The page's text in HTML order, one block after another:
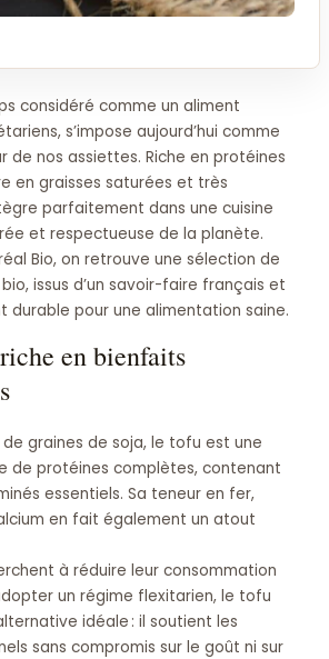
considéré comme un aliment
s’impose aujourd’hui comme
de nos assiettes. Riche en protéines
en graisses saturées et très
parfaitement dans une cuisine
et respectueuse de la planète.
Bio, on retrouve une sélection de
bio, issus d’un savoir-faire français et
durable pour une alimentation saine.
en bienfaits
graines de soja, le tofu est une
de protéines complètes, contenant
essentiels. Sa teneur en fer,
en fait également un atout
à réduire leur consommation
un régime flexitarien, le tofu
idéale : il soutient les
sans compromis sur le goût ni sur